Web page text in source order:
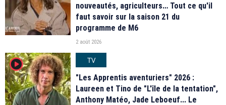
nouveautés, agriculteurs… Tout ce qu'il
faut savoir sur la saison 21 du
programme de M6
2 août 2026
player2
TV
"Les Apprentis aventuriers" 2026 :
Laureen et Tino de "L'île de la tentation",
Anthony Matéo, Jade Leboeuf... Le